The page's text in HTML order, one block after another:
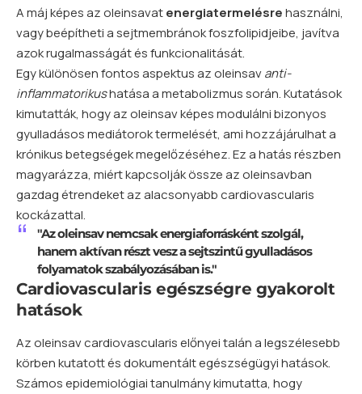
A máj képes az oleinsavatenergiatermelésrehasználni,
vagy beépítheti a sejtmembránok foszfolipidjeibe, javítva
azok rugalmasságát és funkcionalitását.
Egy különösen fontos aspektus az oleinsavanti-
inflammatorikushatása a metabolizmus során. Kutatások
kimutatták, hogy az oleinsav képes modulálni bizonyos
gyulladásos mediátorok termelését, ami hozzájárulhat a
krónikus betegségek megelőzéséhez. Ez a hatás részben
magyarázza, miért kapcsolják össze az oleinsavban
gazdag étrendeket az alacsonyabb cardiovascularis
kockázattal.
"Az oleinsav nemcsak energiaforrásként szolgál,
hanem aktívan részt vesz a sejtszintű gyulladásos
folyamatok szabályozásában is."
Cardiovascularis egészségre gyakorolt
hatások
Az oleinsav cardiovascularis előnyei talán a legszélesebb
körben kutatott és dokumentált egészségügyi hatások.
Számos epidemiológiai tanulmány kimutatta, hogy